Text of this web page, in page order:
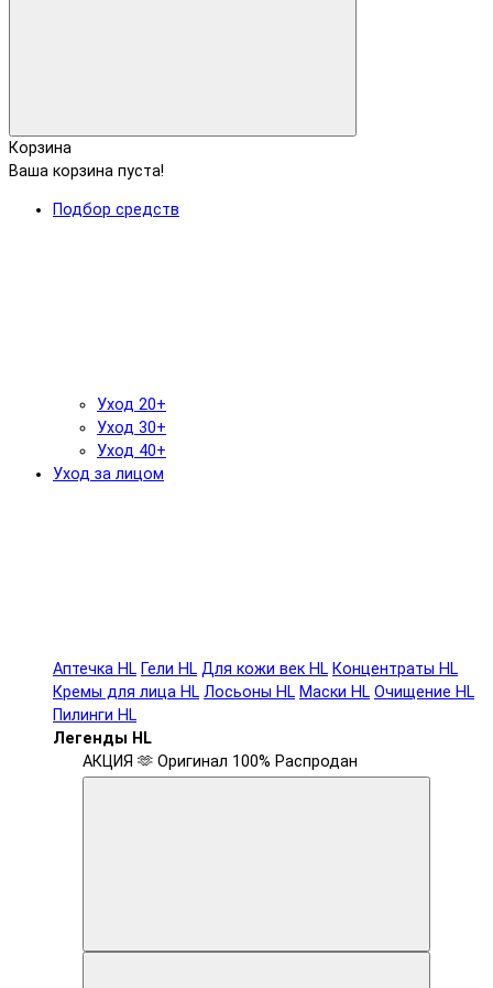
Корзина
Ваша корзина пуста!
Подбор средств
Уход 20+
Уход 30+
Уход 40+
Уход за лицом
Аптечка HL Гели HL Для кожи век HL Концентраты HL
Кремы для лица HL Лосьоны HL Маски HL Очищение HL
Пилинги HL
Легенды HL
АКЦИЯ 🫶 Оригинал 100% Распродан